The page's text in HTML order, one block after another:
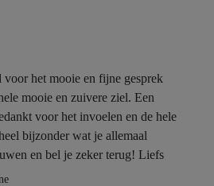
het mooie en fijne gesprek
mooie en zuivere ziel. Een
voor het invoelen en de hele
bijzonder wat je allemaal
en bel je zeker terug! Liefs